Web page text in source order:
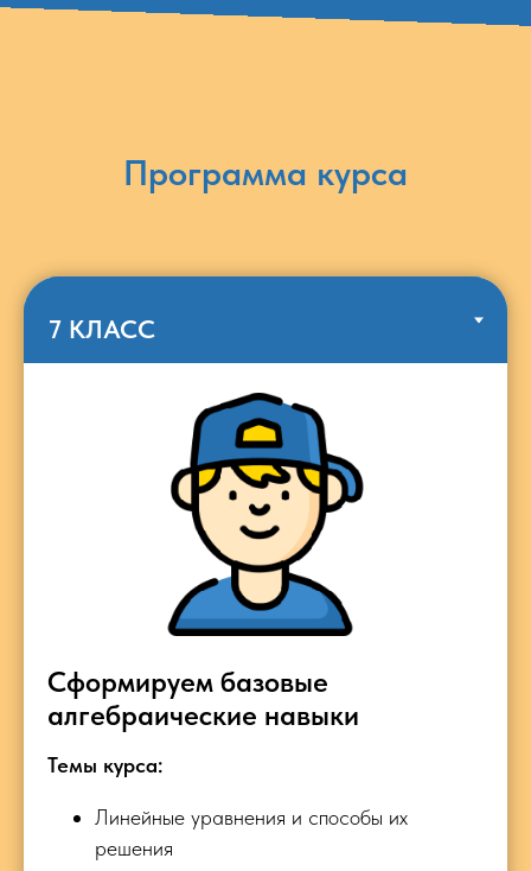
Программа курса
Сформируем базовые
алгебраические навыки
Темы курса:
Линейные уравнения и способы их
решения